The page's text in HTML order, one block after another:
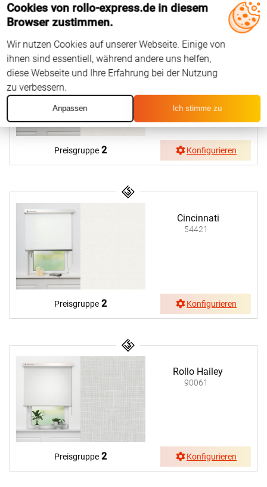
Cincinnati
54431
Preisgruppe 2 Konfigurieren
Cincinnati
54421
Preisgruppe 2 Konfigurieren
Rollo Hailey
90061
Preisgruppe 2 Konfigurieren
Cookies von rollo-express.de in diesem
Browser zustimmen.
Wir nutzen Cookies auf unserer Webseite. Einige von
ihnen sind essentiell, während andere uns helfen,
diese Webseite und Ihre Erfahrung bei der Nutzung
zu verbessern.
Anpassen Ich stimme zu